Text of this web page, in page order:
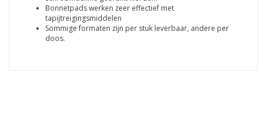
Bonnetpads werken zeer effectief met
tapijtreigingsmiddelen
Sommige formaten zijn per stuk leverbaar, andere per
doos.